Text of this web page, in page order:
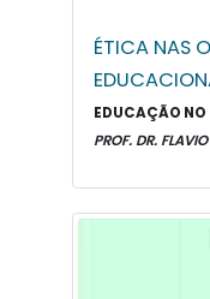
ÉTICA NAS
EDUCAÇÃO
PROF. DR.